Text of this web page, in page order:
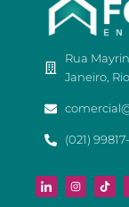
Rua
Janeiro,
(021)